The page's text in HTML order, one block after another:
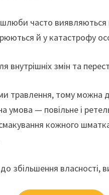
шлюби часто
й у катастрофу
внутрішніх змін та
травлення, тому можна
умова — повільне і
кожного
збільшення власності,